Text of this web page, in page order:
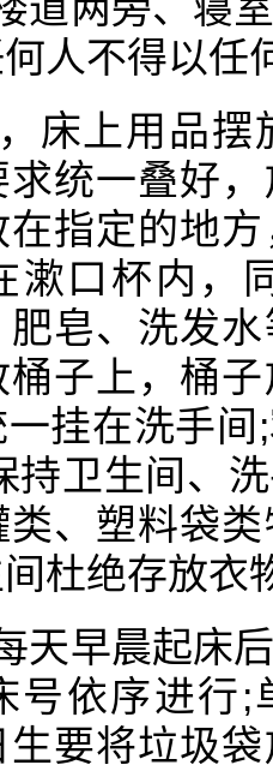
人不得以任
床上用品摆
统一叠好
指定的地
漱口杯内，
皂、洗发
桶子上，桶
挂在洗手
持卫生间、
、塑料袋
杜绝存放衣
天早晨起床
号依序进行
要将垃圾